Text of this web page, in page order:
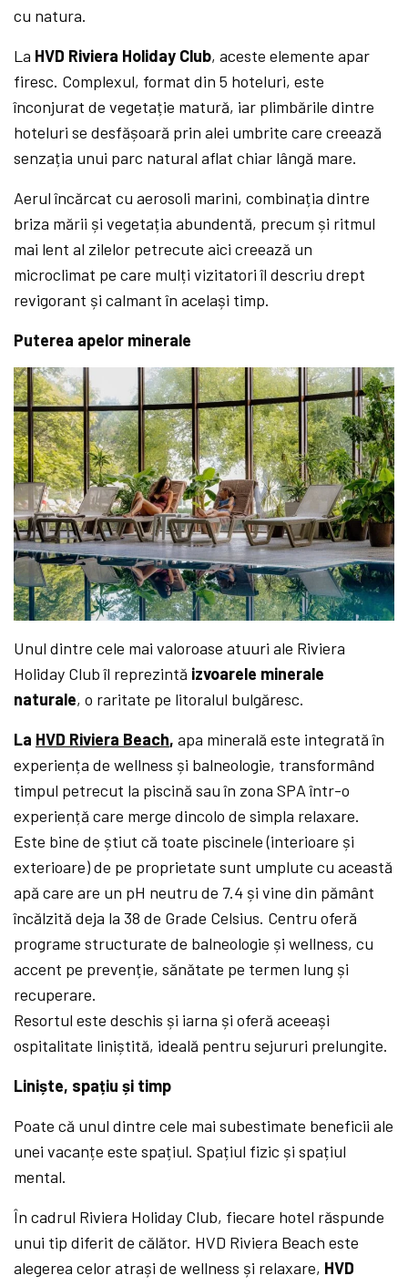
cu natura.
La HVD Riviera Holiday Club, aceste elemente apar
firesc. Complexul, format din 5 hoteluri, este
înconjurat de vegetație matură, iar plimbările dintre
hoteluri se desfășoară prin alei umbrite care creează
senzația unui parc natural aflat chiar lângă mare.
Aerul încărcat cu aerosoli marini, combinația dintre
briza mării și vegetația abundentă, precum și ritmul
mai lent al zilelor petrecute aici creează un
microclimat pe care mulți vizitatori îl descriu drept
revigorant și calmant în același timp.
Puterea apelor minerale
Unul dintre cele mai valoroase atuuri ale Riviera
Holiday Club îl reprezintă izvoarele minerale
naturale, o raritate pe litoralul bulgăresc.
La HVD Riviera Beach, apa minerală este integrată în
experiența de wellness și balneologie, transformând
timpul petrecut la piscină sau în zona SPA într-o
experiență care merge dincolo de simpla relaxare.
Este bine de știut că toate piscinele (interioare și
exterioare) de pe proprietate sunt umplute cu această
apă care are un pH neutru de 7.4 și vine din pământ
încălzită deja la 38 de Grade Celsius. Centru oferă
programe structurate de balneologie și wellness, cu
accent pe prevenție, sănătate pe termen lung și
recuperare.
Resortul este deschis și iarna și oferă aceeași
ospitalitate liniștită, ideală pentru sejururi prelungite.
Liniște, spațiu și timp
Poate că unul dintre cele mai subestimate beneficii ale
unei vacanțe este spațiul. Spațiul fizic și spațiul
mental.
În cadrul Riviera Holiday Club, fiecare hotel răspunde
unui tip diferit de călător. HVD Riviera Beach este
alegerea celor atrași de wellness și relaxare, HVD